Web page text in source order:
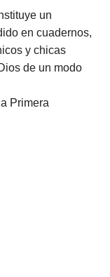
un
en cuadernos,
y chicas
de un modo
Primera